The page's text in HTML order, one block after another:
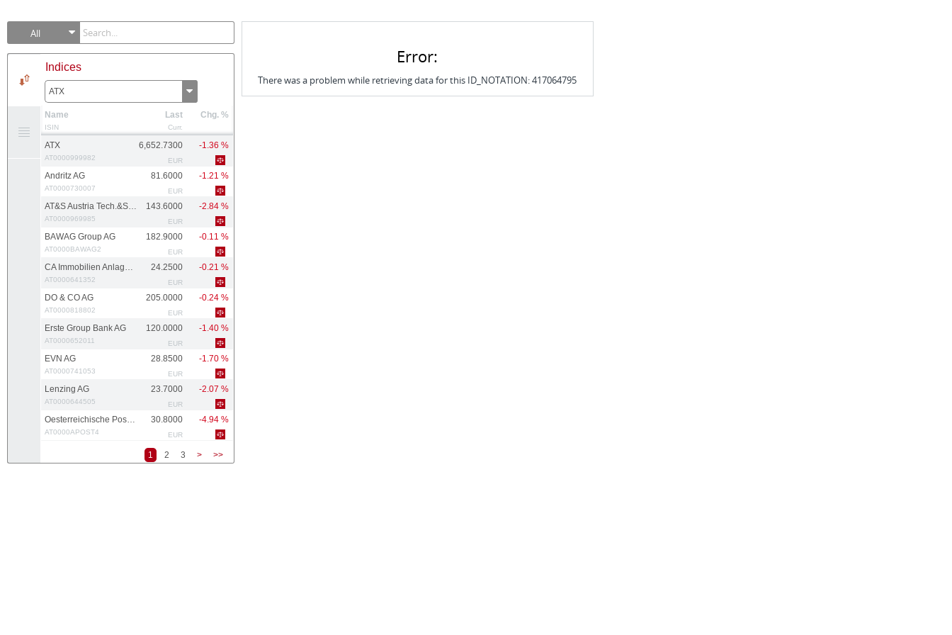
All
Indices
ATX
Name
ISIN
Last
Curr.
Chg. %
ATX
AT0000999982
6,652.7300
EUR
-1.36 %
Andritz AG
AT0000730007
81.6000
EUR
-1.21 %
AT&S Austria Tech.&Systemtech.
AT0000969985
143.6000
EUR
-2.84 %
BAWAG Group AG
AT0000BAWAG2
182.9000
EUR
-0.11 %
CA Immobilien Anlagen AG
AT0000641352
24.2500
EUR
-0.21 %
DO & CO AG
AT0000818802
205.0000
EUR
-0.24 %
Erste Group Bank AG
AT0000652011
120.0000
EUR
-1.40 %
EVN AG
AT0000741053
28.8500
EUR
-1.70 %
Lenzing AG
AT0000644505
23.7000
EUR
-2.07 %
Oesterreichische Post AG
AT0000APOST4
30.8000
EUR
-4.94 %
1 2 3 > >>
Error:
There was a problem while retrieving data for this ID_NOTATION: 417064795